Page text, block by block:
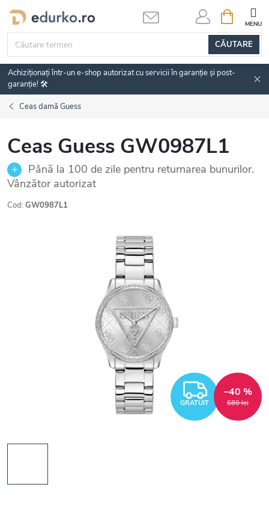
Treci
conținut
CĂUTARE
DE
Achiziționați într-un e-shop autorizat cu servicii în garanție și post-
garanție! 🛠️
Ceas damă Guess
Ceas Guess GW0987L1
Până la 100 de zile pentru returnarea bunurilor.
Vânzător autorizat
Cod: GW0987L1
GRATUIT 680 lei
–40 %